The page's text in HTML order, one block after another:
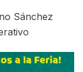
Sánchez